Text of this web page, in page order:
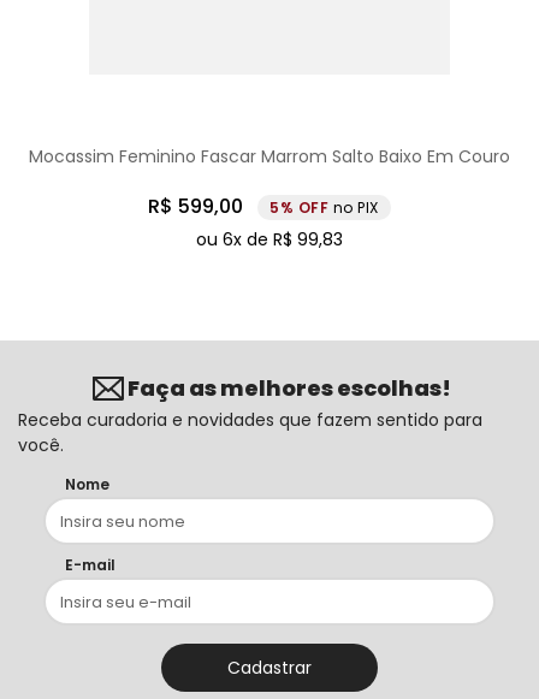
Mocassim Feminino Fascar Marrom Salto Baixo Em Couro
R$ 599,00 5% no PIX
ou 6x de R$ 99,83
Faça as melhores escolhas!
Receba curadoria e novidades que fazem sentido para
você.
Nome
E-mail
Cadastrar